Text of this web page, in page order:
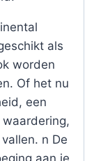
als
worden
Of het nu
een
n De